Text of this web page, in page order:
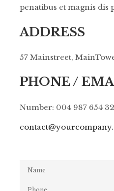
penatibus et magnis dis
ADDRESS
57 Mainstreet,
PHONE /
Number: 004 987 654